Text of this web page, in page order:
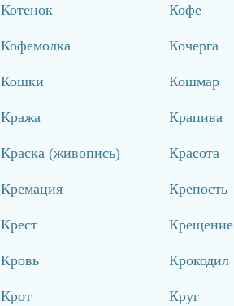
Котенок Кофе
Кофемолка Кочерга
Кошки Кошмар
Кража Крапива
Краска (живопись) Красота
Кремация Крепость
Крест Крещение
Кровь Крокодил
Крот Круг